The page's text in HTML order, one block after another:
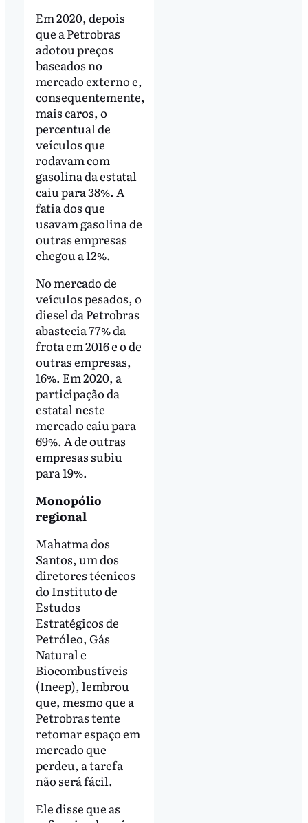
Em 2020, depois
que a Petrobras
adotou preços
baseados no
mercado externo e,
consequentemente,
mais caros, o
percentual de
veículos que
rodavam com
gasolina da estatal
caiu para 38%. A
fatia dos que
usavam gasolina de
outras empresas
chegou a 12%.
No mercado de
veículos pesados, o
diesel da Petrobras
abastecia 77% da
frota em 2016 e o de
outras empresas,
16%. Em 2020, a
participação da
estatal neste
mercado caiu para
69%. A de outras
empresas subiu
para 19%.
Monopólio
regional
Mahatma dos
Santos, um dos
diretores técnicos
do Instituto de
Estudos
Estratégicos de
Petróleo, Gás
Natural e
Biocombustíveis
(Ineep), lembrou
que, mesmo que a
Petrobras tente
retomar espaço em
mercado que
perdeu, a tarefa
não será fácil.
Ele disse que as